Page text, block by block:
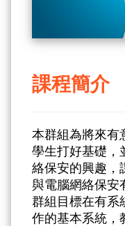
課程簡介
本群組為將來有
學生打好基礎，
絡保安的興趣，
與電腦網絡保安
群組目標在有系
作的基本系統，